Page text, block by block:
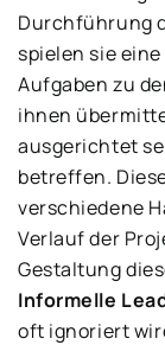
Durchführung
spielen sie
Aufgaben zu
ihnen
ausgerichtet
betreffen.
verschiedene
Verlauf der
Gestaltung
Informelle
oft ignoriert